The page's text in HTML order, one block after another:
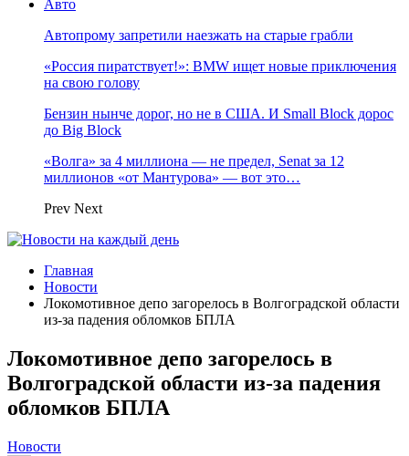
Авто
Автопрому запретили наезжать на старые грабли
«Россия пиратствует!»: BMW ищет новые приключения
на свою голову
Бензин нынче дорог, но не в США. И Small Block дорос
до Big Block
«Волга» за 4 миллиона — не предел, Senat за 12
миллионов «от Мантурова» — вот это…
Prev Next
Главная
Новости
Локомотивное депо загорелось в Волгоградской области
из-за падения обломков БПЛА
Локомотивное депо загорелось в
Волгоградской области из-за падения
обломков БПЛА
Новости